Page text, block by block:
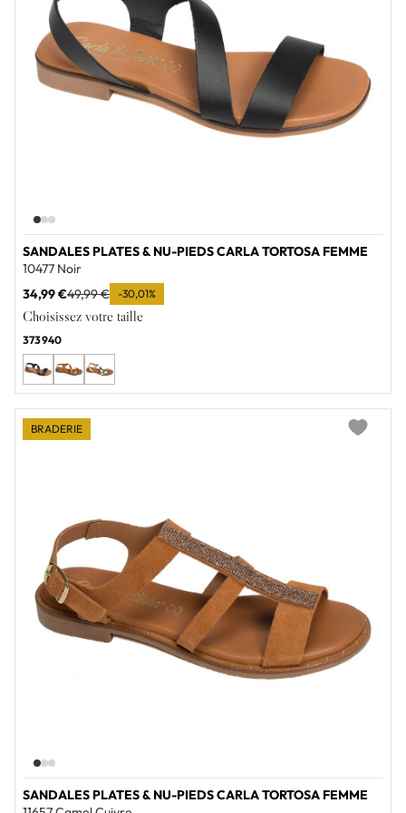
SANDALES PLATES & NU-PIEDS CARLA TORTOSA FEMME
10477 Noir
34,99 €49,99 € -30,01%
Choisissez votre taille
373940
SANDALES PLATES & NU-PIEDS CARLA TORTOSA FEMME
BRADERIE